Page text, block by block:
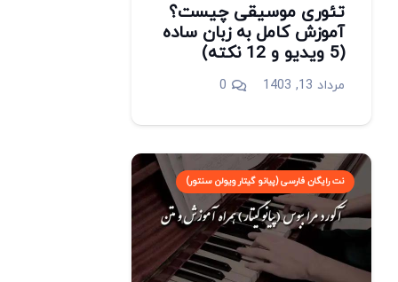
تئوری موسیقی چیست؟
آموزش کامل به زبان ساده
(5 ویدیو و 12 نکته)
مرداد 13, 1403 0
نت رایگان فارسی (پیانو گیتار ویولن سنتور)